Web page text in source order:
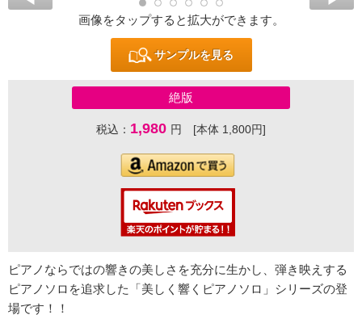
画像をタップすると拡大ができます。
サンプルを見る
絶版
税込： 1,980 円 [本体 1,800円]
ピアノならではの響きの美しさを充分に生かし、弾き映えする
ピアノソロを追求した「美しく響くピアノソロ」シリーズの登
場です！！